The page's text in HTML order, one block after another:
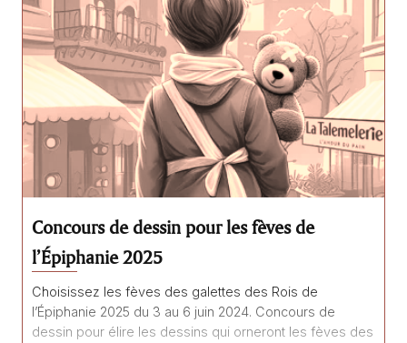
Concours de dessin pour les fèves de
l’Épiphanie 2025
Choisissez les fèves des galettes des Rois de
l’Épiphanie 2025 du 3 au 6 juin 2024. Concours de
dessin pour élire les dessins qui orneront les fèves des